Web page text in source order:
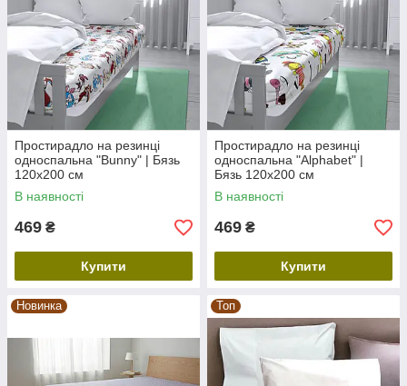
Простирадло на резинці
односпальна "Bunny" | Бязь
120х200 см
В наявності
469 ₴
Купити
Простирадло на резинці
односпальна "Alphabet" |
Бязь 120х200 см
В наявності
469 ₴
Купити
Новинка Топ